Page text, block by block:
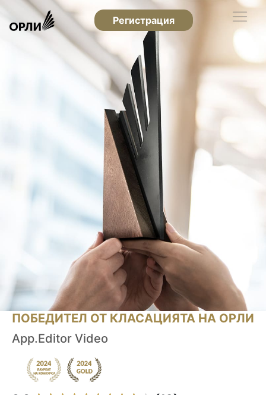
Регистрация
ПОБЕДИТЕЛ ОТ КЛАСАЦИЯТА НА ОРЛИ
App.Editor Video